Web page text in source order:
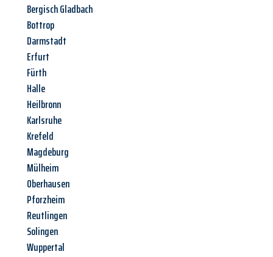
Bergisch Gladbach
Bottrop
Darmstadt
Erfurt
Fürth
Halle
Heilbronn
Karlsruhe
Krefeld
Magdeburg
Mülheim
Oberhausen
Pforzheim
Reutlingen
Solingen
Wuppertal